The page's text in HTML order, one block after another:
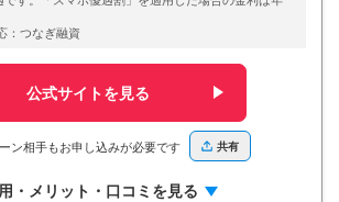
：つなぎ融資
公式サイトを見る
ン相手もお申し込みが必要です 共有
・メリット・口コミを見る